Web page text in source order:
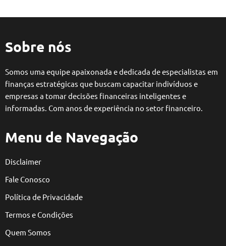
Sobre nós
Somos uma equipe apaixonada e dedicada de especialistas em
finanças estratégicas que buscam capacitar indivíduos e
empresas a tomar decisões financeiras inteligentes e
informadas. Com anos de experiência no setor financeiro.
Menu de Navegação
Disclaimer
Fale Conosco
Política de Privacidade
Termos e Condições
Quem Somos